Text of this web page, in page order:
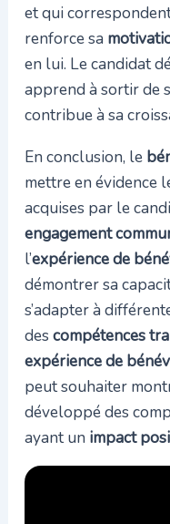
et qui
renforce sa
en lui. Le candidat
apprend à sortir de
contribue à sa
En conclusion, le
mettre en évidence
acquises par le
engagement
l’expérience de
démontrer sa
s’adapter à
des compétences
expérience de
peut souhaiter
développé des
ayant un impact